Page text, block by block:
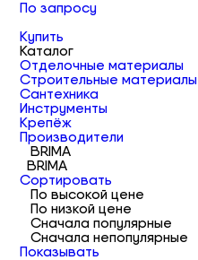
По запросу
Купить
Каталог
Отделочные материалы
Строительные материалы
Сантехника
Инструменты
Крепёж
Производители
BRIMA
BRIMA
Сортировать
По высокой цене
По низкой цене
Сначала популярные
Сначала непопулярные
Показывать